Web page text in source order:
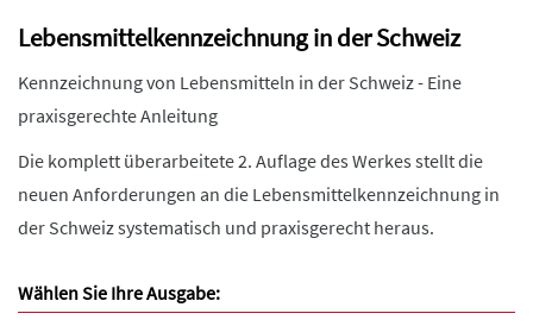
Lebensmittelkennzeichnung in der Schweiz
Kennzeichnung von Lebensmitteln in der Schweiz - Eine
praxisgerechte Anleitung
Die komplett überarbeitete 2. Auflage des Werkes stellt die
neuen Anforderungen an die Lebensmittelkennzeichnung in
der Schweiz systematisch und praxisgerecht heraus.
Wählen Sie Ihre Ausgabe: